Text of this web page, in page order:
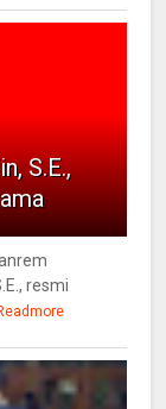
S.E.,
resmi